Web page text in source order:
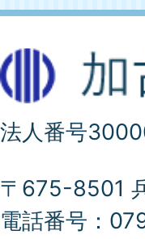
法人番号
〒675-8501
電話番号：